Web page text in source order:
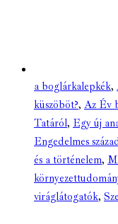
a boglárkalepkék,
küszöböt?, Az Év
Tatáról, Egy új
Engedelmes
és a történelem,
viráglátogatók,